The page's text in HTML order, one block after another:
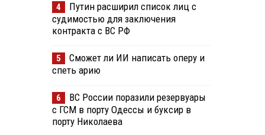
4
Путин расширил список лиц с
судимостью для заключения
контракта с ВС РФ
5
Сможет ли ИИ написать оперу и
спеть арию
6
ВС России поразили резервуары
с ГСМ в порту Одессы и буксир в
порту Николаева